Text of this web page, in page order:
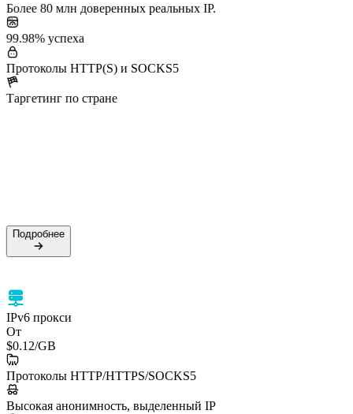
Более 80 млн доверенных реальных IP.
99.98% успеха
Протоколы HTTP(S) и SOCKS5
Таргетинг по стране
Подробнее
IPv6 прокси
От
$0.12/GB
Протоколы HTTP/HTTPS/SOCKS5
Высокая анонимность, выделенный IP